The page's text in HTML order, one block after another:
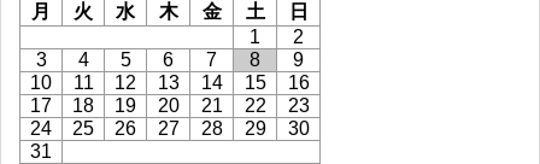
月
火 水 木 金 土 日
1
2
3
4 5 6 7 8
9
10
11 12 13 14 15
16
17
18 19 20 21 22
23
24
25 26 27 28 29
30
31